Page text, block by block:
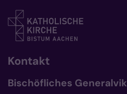
Kontakt
Bischöfliches